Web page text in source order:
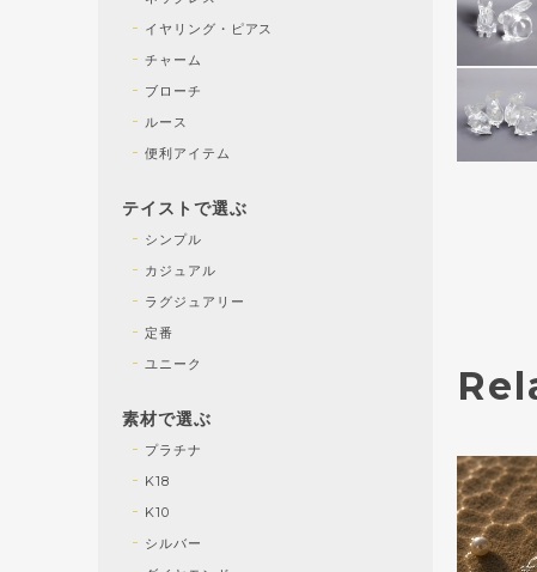
イヤリング・ピアス
チャーム
ブローチ
ルース
便利アイテム
テイストで選ぶ
シンプル
カジュアル
ラグジュアリー
定番
ユニーク
素材で選ぶ
プラチナ
K18
K10
シルバー